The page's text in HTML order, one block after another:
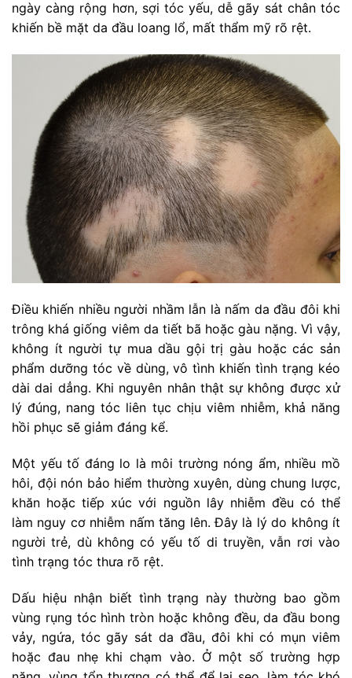
ngày càng rộng hơn, sợi tóc yếu, dễ gãy sát chân tóc
khiến bề mặt da đầu loang lổ, mất thẩm mỹ rõ rệt.
Điều khiến nhiều người nhầm lẫn là nấm da đầu đôi khi
trông khá giống viêm da tiết bã hoặc gàu nặng. Vì vậy,
không ít người tự mua dầu gội trị gàu hoặc các sản
phẩm dưỡng tóc về dùng, vô tình khiến tình trạng kéo
dài dai dẳng. Khi nguyên nhân thật sự không được xử
lý đúng, nang tóc liên tục chịu viêm nhiễm, khả năng
hồi phục sẽ giảm đáng kể.
Một yếu tố đáng lo là môi trường nóng ẩm, nhiều mồ
hôi, đội nón bảo hiểm thường xuyên, dùng chung lược,
khăn hoặc tiếp xúc với nguồn lây nhiễm đều có thể
làm nguy cơ nhiễm nấm tăng lên. Đây là lý do không ít
người trẻ, dù không có yếu tố di truyền, vẫn rơi vào
tình trạng tóc thưa rõ rệt.
Dấu hiệu nhận biết tình trạng này thường bao gồm
vùng rụng tóc hình tròn hoặc không đều, da đầu bong
vảy, ngứa, tóc gãy sát da đầu, đôi khi có mụn viêm
hoặc đau nhẹ khi chạm vào. Ở một số trường hợp